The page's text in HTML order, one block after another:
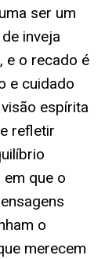
ser um
inveja
e o recado é
e cuidado
espírita
refletir
que o
o
merecem